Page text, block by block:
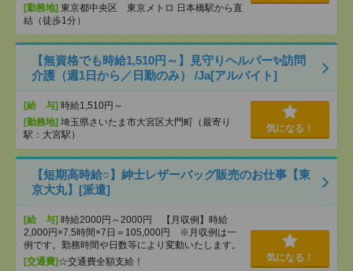
[勤務地] 東京都中央区 東京メトロ 日本橋駅から直
結（徒歩1分）
【無資格でも時給1,510円～】見守りヘルパー✨訪問
介護（週1日から／日勤のみ） /Ja[アルバイト]
[給 与] 時給1,510円～
[勤務地] 埼玉県さいたま市大宮区大門町（最寄り
駅：大宮駅）
気になる！
【短期高時給○】紳士レザーバッグ販売のお仕事【東
京大丸】[派遣]
[給 与] 時給2000円～2000円 【月収例】時給
2,000円×7.5時間×7日＝105,000円 ※月収例は一
例です。勤務時間や日数等により変動いたします。
[交通費] ☆交通費全額支給！
気になる！